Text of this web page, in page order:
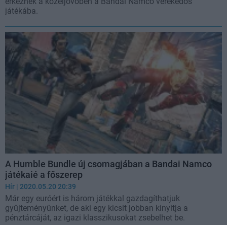
játékába.
A Humble Bundle új csomagjában a Bandai Namco
játékaié a főszerep
Hír | 2020.05.20 20:39
Már egy euróért is három játékkal gazdagíthatjuk
gyűjteményünket, de aki egy kicsit jobban kinyitja a
pénztárcáját, az igazi klasszikusokat zsebelhet be.